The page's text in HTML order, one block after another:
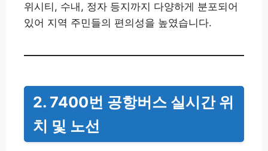
위시티, 수내, 정자 등지까지 다양하게 분포되어
있어 지역 주민들의 편의성을 높였습니다.
2. 7400번 공항버스 실시간 위
치 및 노선